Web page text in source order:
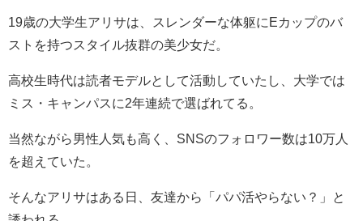
19歳の大学生アリサは、スレンダーな体躯にEカップのバ
ストを持つスタイル抜群の美少女だ。
高校生時代は読者モデルとして活動していたし、大学では
ミス・キャンパスに2年連続で選ばれてる。
当然ながら男性人気も高く、SNSのフォロワー数は10万人
を超えていた。
そんなアリサはある日、友達から「パパ活やらない？」と